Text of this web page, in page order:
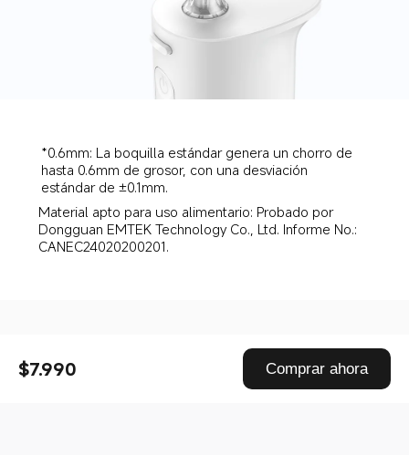
$7.990 Comprar ahora
*0.6mm: La boquilla estándar genera un chorro de
hasta 0.6mm de grosor, con una desviación
estándar de ±0.1mm.
Material apto para uso alimentario: Probado por
Dongguan EMTEK Technology Co., Ltd. Informe No.:
CANEC24020200201.